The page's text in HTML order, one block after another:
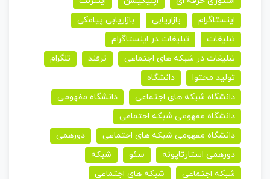
اینستاگرام
بازاریابی
بازاریابی پیامکی
تبلیغات
تبلیغات در اینستاگرام
تبلیغات در شبکه های اجتماعی
ترفند
تلگرام
تولید محتوا
دانشگاه
دانشگاه شبکه های اجتماعی
دانشگاه مفهومی
دانشگاه مفهومی شبکه اجتماعی
دانشگاه مفهومی شبکه های اجتماعی
دورهمی
دورهمی استارتاپونه
سئو
شبکه
شبکه اجتماعی
شبکه های اجتماعی